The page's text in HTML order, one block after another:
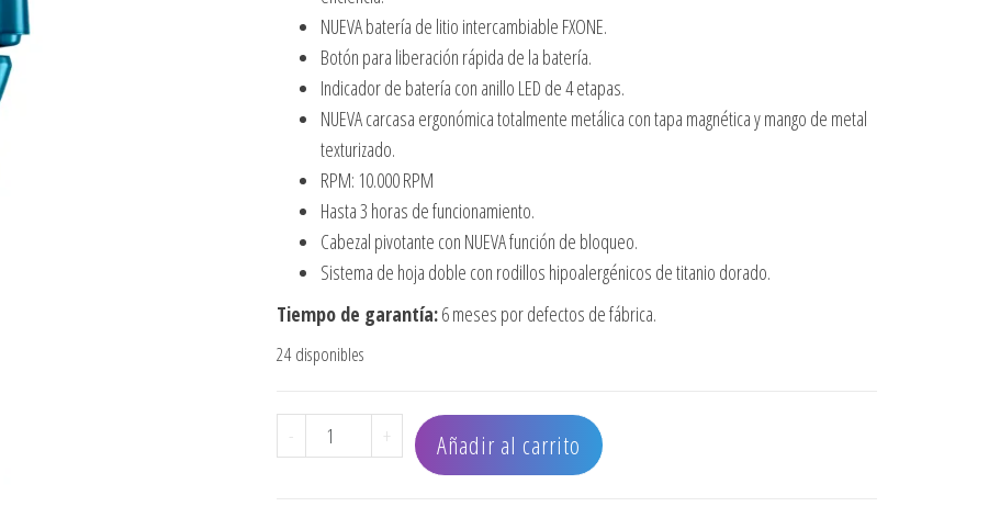
NUEVA batería de litio intercambiable FXONE.
Botón para liberación rápida de la batería.
Indicador de batería con anillo LED de 4 etapas.
NUEVA carcasa ergonómica totalmente metálica con tapa magnética y mango de metal
texturizado.
RPM: 10.000 RPM
Hasta 3 horas de funcionamiento.
Cabezal pivotante con NUEVA función de bloqueo.
Sistema de hoja doble con rodillos hipoalergénicos de titanio dorado.
Tiempo de garantía:6 meses por defectos de fábrica.
24 disponibles
- AFEITADORA BLUE FXONE cantidad
+ Añadir al carrito